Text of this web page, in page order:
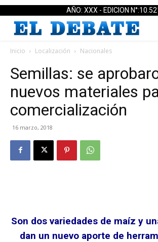
AÑO: XXX - EDICION
Inicio Localización Nacionales
Semillas: se
nuevos materiales
comercialización
16 marzo, 2018
Son dos variedades de maíz y
dan un nuevo aporte de